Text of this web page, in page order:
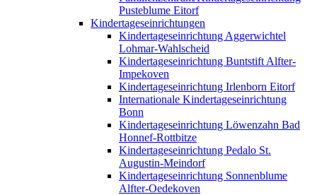
Pusteblume Eitorf
Kindertageseinrichtungen
Kindertageseinrichtung Aggerwichtel
Lohmar-Wahlscheid
Kindertageseinrichtung Buntstift Alfter-
Impekoven
Kindertageseinrichtung Irlenborn Eitorf
Internationale Kindertageseinrichtung
Bonn
Kindertageseinrichtung Löwenzahn Bad
Honnef-Rottbitze
Kindertageseinrichtung Pedalo St.
Augustin-Meindorf
Kindertageseinrichtung Sonnenblume
Alfter-Oedekoven